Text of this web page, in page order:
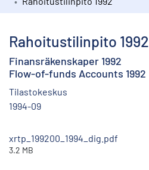
Rahoitustilinpito 1992
Finansräkenskaper 1992
Flow-of-funds Accounts 1992
Tilastokeskus
1994-09
xrtp_199200_1994_dig.pdf
3.2 MB